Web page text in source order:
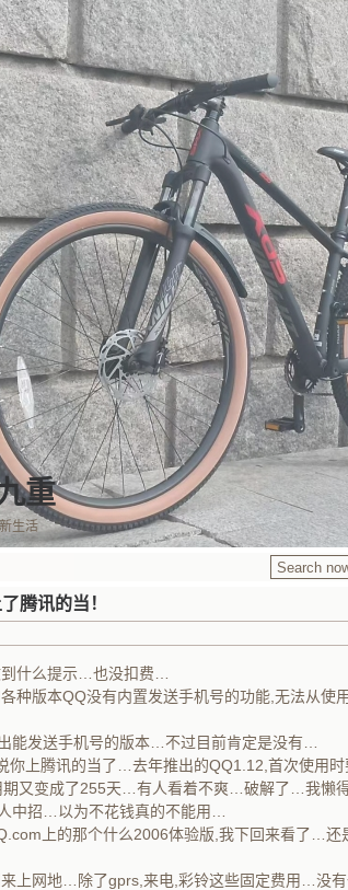
重
生活
腾讯的当！
什么提示…也没扣费…
种版本QQ没有内置发送手机号的功能,无法从
能发送手机号的版本…不过目前肯定是没有…
你上腾讯的当了…去年推出的QQ1.12,首次使用
又变成了255天…有人看着不爽…破解了…我懒
中招…以为不花钱真的不能用…
上的那个什么2006体验版,我下回来看了…
来上网地…除了gprs,来电,彩铃这些固定费用…没